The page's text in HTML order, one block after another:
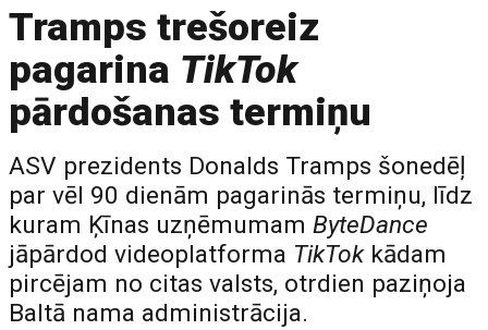
Tramps trešoreiz
pagarina TikTok
pārdošanas termiņu
ASV prezidents Donalds Tramps šonedēļ
par vēl 90 dienām pagarinās termiņu, līdz
kuram Ķīnas uzņēmumamByteDance
jāpārdod videoplatforma TikTokkādam
pircējam no citas valsts, otrdien paziņoja
Baltā nama administrācija.